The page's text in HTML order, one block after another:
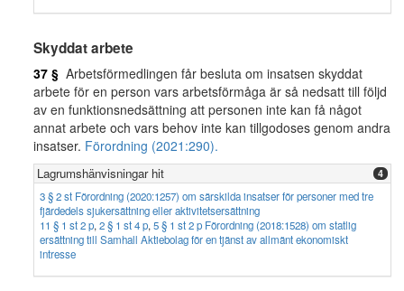
Skyddat arbete
37 § Arbetsförmedlingen får besluta om insatsen skyddat
arbete för en person vars arbetsförmåga är så nedsatt till följd
av en funktionsnedsättning att personen inte kan få något
annat arbete och vars behov inte kan tillgodoses genom andra
insatser. Förordning (2021:290).
Lagrumshänvisningar hit 4
3 § 2 st Förordning (2020:1257) om särskilda insatser för personer med tre
fjärdedels sjukersättning eller aktivitetsersättning
11 § 1 st 2 p, 2 § 1 st 4 p, 5 § 1 st 2 p Förordning (2018:1528) om statlig
ersättning till Samhall Aktiebolag för en tjänst av allmänt ekonomiskt
intresse